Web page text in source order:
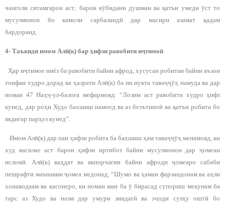
чанголи ситамгарон аст; барои кӯбидани душман ва қатъи умеди ӯст то
мусулмонон бо камоли сарбаландӣ дар масири азамат қадам
бардоранд.
4- Таъкиди имом Алӣ(к) бар ҳифзи равобити иҷтимоӣ
Ҳар иҷтимое ниёз ба равобити байни афрод, хусусан робитаи байни аъзои
тоифаи худро дорад ва ҳазрати Алӣ(к) ба ин нукта таваҷҷӯҳ намуда ва дар
номаи 47 Наҳҷ-ул-балоға мефармояд: “Лозим аст равобити худро ҳифз
кунед, дар роҳи Худо бахшиш намоед ва аз беэътиноӣ ва қатъи робита бо
якдигар парҳез кунед”.
Имом Алӣ(к) дар паи ҳифзи робита ба бахшиш ҳам таваҷҷӯҳ менамояд, ки
худ василае аст барои ҳифзи иртибот байни мусулмонон дар ҷомеаи
исломӣ. Алӣ(к) ваҳдат ва якпорчагии байни афроди ҷомеаро сабаби
пешрафти маънавии ҷомеа медонад; “Шумо ва ҳамаи фарзандонам ва аҳли
хонаводаам ва касонеро, ки номаи ман ба ӯ бирасад супориш мекунам ба
тарс аз Худо ва назм дар умури зиндагӣ ва эҷоди сулҳу оштӣ бо